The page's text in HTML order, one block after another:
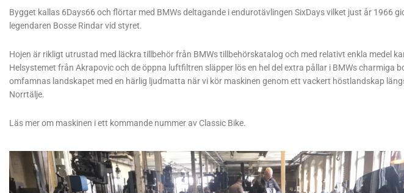
Bygget kallas 6Days66 och flörtar med BMWs deltagande i endurotävlingen SixDays vilket just år 1966
legendaren Bosse Rindar vid styret.
Hojen är rikligt utrustad med läckra tillbehör från BMWs tillbehörskatalog och med relativt enkla medel
Helsystemet från Akrapovic och de öppna luftfiltren släpper lös en hel del extra pållar i BMWs charmiga
omfamnas landskapet med en härlig ljudmatta när vi kör maskinen genom ett vackert höstlandskap
Norrtälje.
Läs mer om maskinen i ett kommande nummer av Classic Bike.